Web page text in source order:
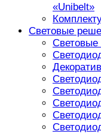
«Unibelt»
Световые
Световые